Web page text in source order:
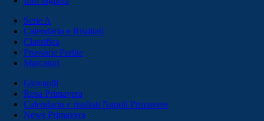
Serie A
Calendario e Risultati
Classifica
Prossime Partite
Marcatori
Giovanili
Rosa Primavera
Calendario e risultati Napoli Primavera
News Primavera